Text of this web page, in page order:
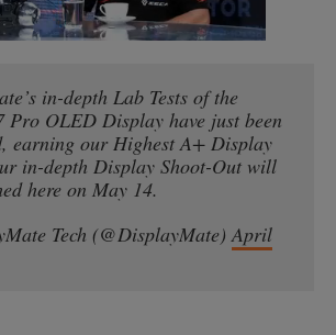
in-depth Lab Tests of the
Pro OLED Display have just been
earning our Highest A+ Display
in-depth Display Shoot-Out will
here on May 14.
Tech (@DisplayMate) April